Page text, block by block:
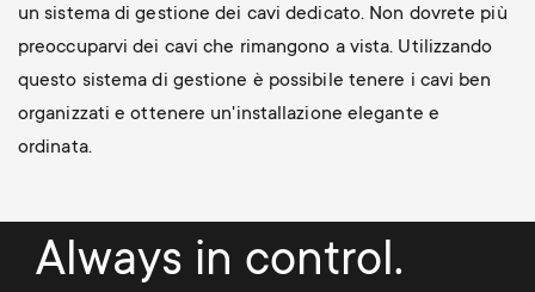
un sistema di gestione dei cavi dedicato. Non dovrete più
preoccuparvi dei cavi che rimangono a vista. Utilizzando
questo sistema di gestione è possibile tenere i cavi ben
organizzati e ottenere un'installazione elegante e
ordinata.
Always in control.